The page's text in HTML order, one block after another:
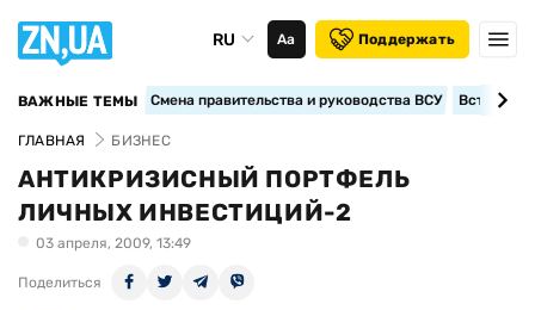
RU Аа Поддержать
ВАЖНЫЕ ТЕМЫ Смена правительства и руководства ВСУ
ГЛАВНАЯ БИЗНЕС
АНТИКРИЗИСНЫЙ ПОРТФЕЛЬ
ЛИЧНЫХ ИНВЕСТИЦИЙ-2
03 апреля, 2009, 13:49
Поделиться